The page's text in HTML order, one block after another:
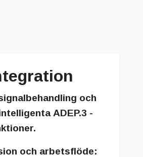
och
ADEP.3 -
och arbetsflöde: